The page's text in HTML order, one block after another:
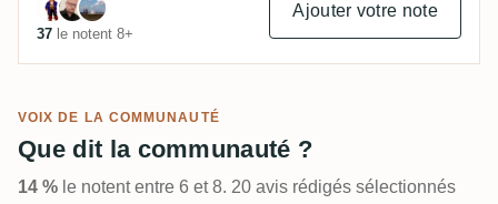
37 le notent 8+
Ajouter votre note
VOIX DE LA COMMUNAUTÉ
Que dit la communauté ?
14 % le notent entre 6 et 8. 20 avis rédigés sélectionnés